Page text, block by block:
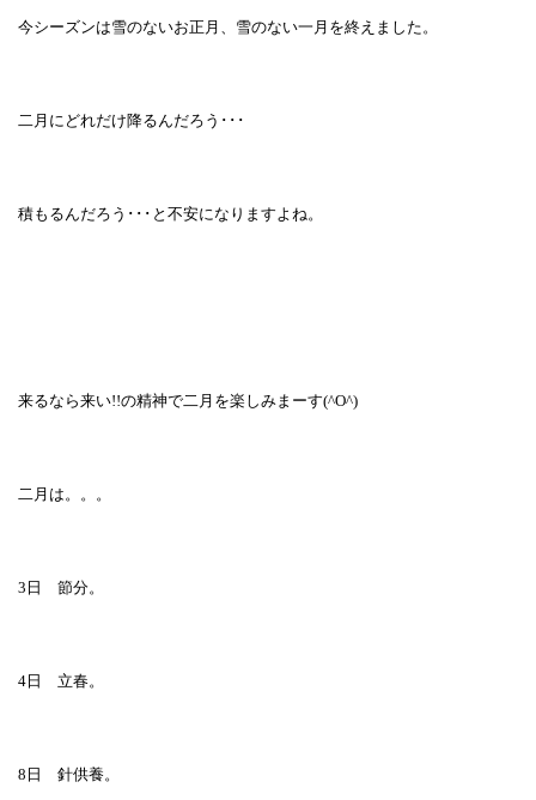
今シーズンは雪のないお正月、雪のない一月を終えました。
二月にどれだけ降るんだろう･･･
積もるんだろう･･･と不安になりますよね。
来るなら来い!!の精神で二月を楽しみまーす(^O^)
二月は。。。
3 日 節分。
4 日 立春。
8 日 針供養。